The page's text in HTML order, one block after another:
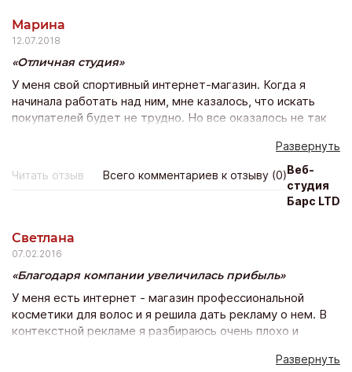
Марина
12.07.2018
Отличная студия
У меня свой спортивный интернет-магазин. Когда я
начинала работать над ним, мне казалось, что искать
покупателей будет не трудно. Но все оказалось не так
и Instagram, недостаточно. Тогда я обратилась в Web-
студию WEBBEES для настройки контекстной рекламы.
Мне с успехом определили целевую аудиторию, и уже
через пару дней работы специалистов, мне начали
Наверное, если бы я не обратилась в www.webbees.ru ,
мой магазин не был бы так популярен, или вовсе бы не
Развернуть
Читать отзыв Всего комментариев к отзыву (0) Веб-
студия
Барс LTD
Светлана
07.02.2016
Благодаря компании увеличилась прибыль
У меня есть интернет - магазин профессиональной
косметики для волос и я решила дать рекламу о нем. В
контекстной рекламе я разбираюсь очень плохо и
Многие говорили, что это очень дорого и не принесет
Развернуть